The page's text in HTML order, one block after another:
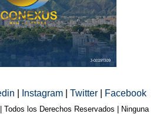
Instagram Twitter Facebook
los Derechos Reservados | Ninguna